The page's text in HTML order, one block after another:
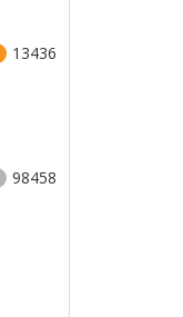
13436
98458